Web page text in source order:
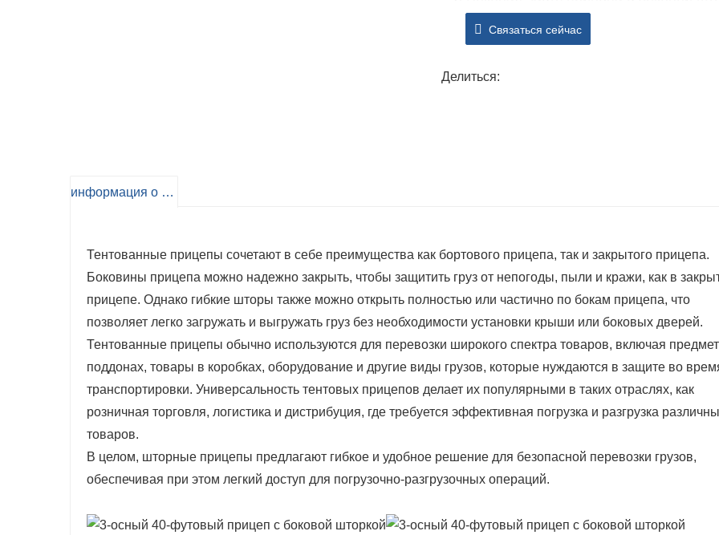
которую можно персонализировать и
узорами, что оказывает отличный
Связаться сейчас
Делиться:
информация о продукте
Тентованные прицепы сочетают в себе преимущества как бортового прицепа, так и закрытого прицепа.
Боковины прицепа можно надежно закрыть, чтобы защитить груз от непогоды, пыли и кражи, как в
прицепе. Однако гибкие шторы также можно открыть полностью или частично по бокам прицепа, что
позволяет легко загружать и выгружать груз без необходимости установки крыши или боковых дверей.
Тентованные прицепы обычно используются для перевозки широкого спектра товаров, включая
поддонах, товары в коробках, оборудование и другие виды грузов, которые нуждаются в защите во
транспортировки. Универсальность тентовых прицепов делает их популярными в таких отраслях, как
розничная торговля, логистика и дистрибуция, где требуется эффективная погрузка и разгрузка
товаров.
В целом, шторные прицепы предлагают гибкое и удобное решение для безопасной перевозки грузов,
обеспечивая при этом легкий доступ для погрузочно-разгрузочных операций.